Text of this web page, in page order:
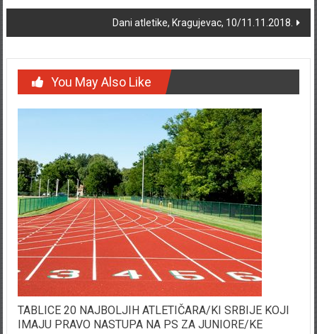
Dani atletike, Kragujevac, 10/11.11.2018.
You May Also Like
TABLICE 20 NAJBOLJIH ATLETIČARA/KI SRBIJE KOJI
IMAJU PRAVO NASTUPA NA PS ZA JUNIORE/KE